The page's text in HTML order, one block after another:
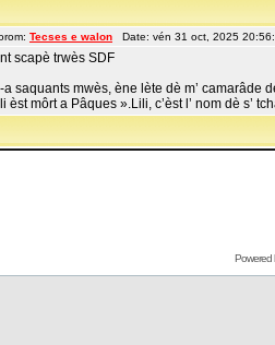
Tecses e walon Date: vén 31 oct, 2025
scapè trwès SDF
a saquants mwès, ène lète dè m’ camarâde
èst môrt a Pâques ».Lili, c’èst l’ nom dè s’
Powered